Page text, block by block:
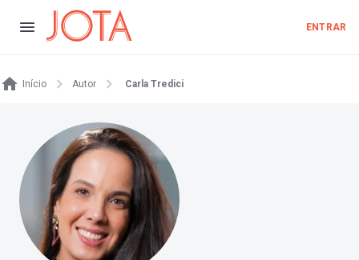
ENTRAR
Início Autor Carla Tredici